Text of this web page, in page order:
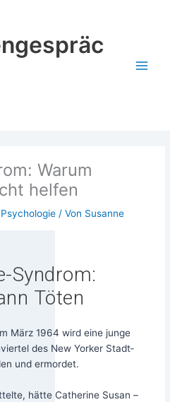
Warum
helfen
Psychologie / Von Susanne
Syndrom:
Töten
März 1964 wird eine jun­ge
des New Yor­ker Stadt­
und ermor­det.
hät­te Cathe­ri­ne Sus­an –